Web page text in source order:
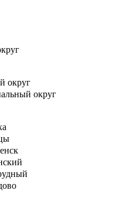
округ
округ